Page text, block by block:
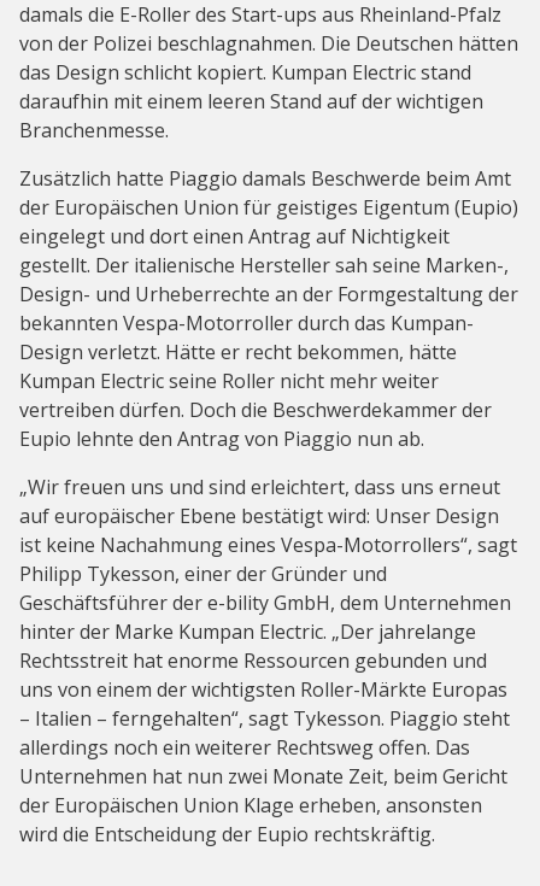
damals die E-Roller des Start-ups aus Rheinland-Pfalz
von der Polizei beschlagnahmen. Die Deutschen hätten
das Design schlicht kopiert. Kumpan Electric stand
daraufhin mit einem leeren Stand auf der wichtigen
Branchenmesse.
Zusätzlich hatte Piaggio damals Beschwerde beim Amt
der Europäischen Union für geistiges Eigentum (Eupio)
eingelegt und dort einen Antrag auf Nichtigkeit
gestellt. Der italienische Hersteller sah seine Marken-,
Design- und Urheberrechte an der Formgestaltung der
bekannten Vespa-Motorroller durch das Kumpan-
Design verletzt. Hätte er recht bekommen, hätte
Kumpan Electric seine Roller nicht mehr weiter
vertreiben dürfen. Doch die Beschwerdekammer der
Eupio lehnte den Antrag von Piaggio nun ab.
„Wir freuen uns und sind erleichtert, dass uns erneut
auf europäischer Ebene bestätigt wird: Unser Design
ist keine Nachahmung eines Vespa-Motorrollers“, sagt
Philipp Tykesson, einer der Gründer und
Geschäftsführer der e-bility GmbH, dem Unternehmen
hinter der Marke Kumpan Electric. „Der jahrelange
Rechtsstreit hat enorme Ressourcen gebunden und
uns von einem der wichtigsten Roller-Märkte Europas
– Italien – ferngehalten“, sagt Tykesson. Piaggio steht
allerdings noch ein weiterer Rechtsweg offen. Das
Unternehmen hat nun zwei Monate Zeit, beim Gericht
der Europäischen Union Klage erheben, ansonsten
wird die Entscheidung der Eupio rechtskräftig.